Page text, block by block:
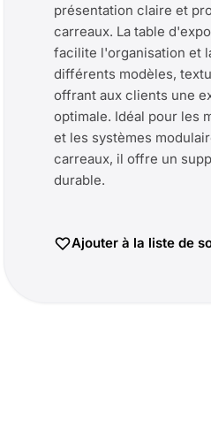
présentation claire et
carreaux. La table
facilite l'organisation et
différents modèles,
offrant aux clients une
optimale. Idéal pour les
et les systèmes
carreaux, il offre un
durable.
Ajouter à la liste de